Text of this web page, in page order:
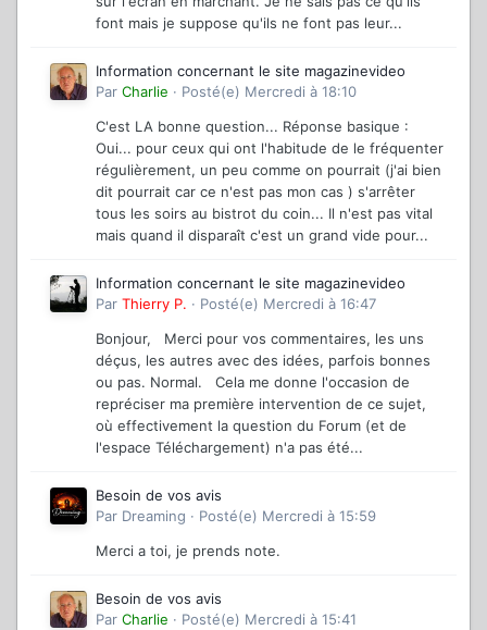
font mais je suppose qu'ils ne font pas leur...
Information concernant le site magazinevideo
Par Charlie · Posté(e) Mercredi à 18:10
C'est LA bonne question... Réponse basique :
Oui... pour ceux qui ont l'habitude de le fréquenter
régulièrement, un peu comme on pourrait (j'ai bien
dit pourrait car ce n'est pas mon cas ) s'arrêter
tous les soirs au bistrot du coin... Il n'est pas vital
mais quand il disparaît c'est un grand vide pour...
Information concernant le site magazinevideo
Par Thierry P. · Posté(e) Mercredi à 16:47
Bonjour, Merci pour vos commentaires, les uns
déçus, les autres avec des idées, parfois bonnes
ou pas. Normal. Cela me donne l'occasion de
repréciser ma première intervention de ce sujet,
où effectivement la question du Forum (et de
l'espace Téléchargement) n'a pas été...
Besoin de vos avis
Par Dreaming · Posté(e) Mercredi à 15:59
Merci a toi, je prends note.
Besoin de vos avis
Par Charlie · Posté(e) Mercredi à 15:41